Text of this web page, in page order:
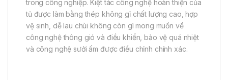
trong công nghiệp. Kiệt tác công nghệ hoàn thiện của
tủ được làm bằng thép không gỉ chất lượng cao, hợp
vệ sinh, dễ lau chùi không còn gì mong muốn về
công nghệ thông gió và điều khiển, bảo vệ quá nhiệt
và công nghệ sưởi ấm được điều chỉnh chính xác.